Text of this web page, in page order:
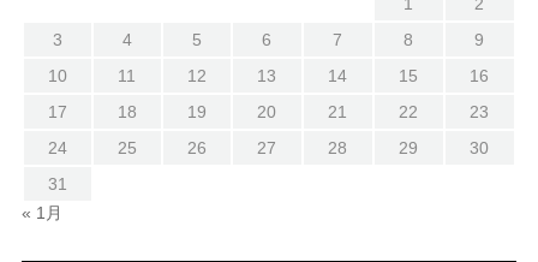
3
4 5 6 7 8
9
10
11 12 13 14 15
16
17
18 19 20 21 22
23
24
25 26 27 28 29
30
31
« 1月